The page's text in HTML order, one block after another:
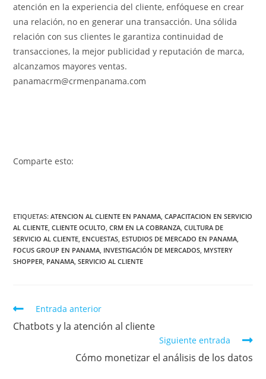
atención en la experiencia del cliente, enfóquese en crear
una relación, no en generar una transacción. Una sólida
relación con sus clientes le garantiza continuidad de
transacciones, la mejor publicidad y reputación de marca,
alcanzamos mayores ventas.
panamacrm@crmenpanama.com
Comparte esto:
ETIQUETAS:ATENCION AL CLIENTE EN PANAMA CAPACITACION EN SERVICIO
AL CLIENTE CLIENTE OCULTO CRM EN LA COBRANZA CULTURA DE
SERVICIO AL CLIENTE ENCUESTAS ESTUDIOS DE MERCADO EN PANAMA
FOCUS GROUP EN PANAMA INVESTIGACIÓN DE MERCADOS MYSTERY
SHOPPER PANAMA SERVICIO AL CLIENTE
Entrada anterior
Chatbots y la atención al cliente
Siguiente entrada
Cómo monetizar el análisis de los datos